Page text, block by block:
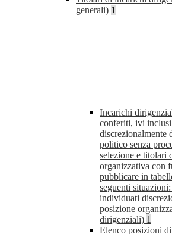
generali) 1
Incarichi
conferiti, ivi
discrezionalmente
politico senza
selezione e titolari
organizzativa con
pubblicare in
seguenti
individuati
posizione
dirigenziali) 1
Elenco posizioni